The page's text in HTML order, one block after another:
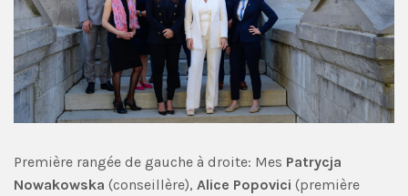
Première rangée de gauche à droite: Mes Patrycja
Nowakowska (conseillère), Alice Popovici (première